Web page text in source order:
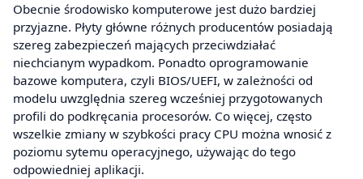
Obecnie środowisko komputerowe jest dużo bardziej
przyjazne. Płyty główne różnych producentów posiadają
szereg zabezpieczeń mających przeciwdziałać
niechcianym wypadkom. Ponadto oprogramowanie
bazowe komputera, czyli BIOS/UEFI, w zależności od
modelu uwzględnia szereg wcześniej przygotowanych
profili do podkręcania procesorów. Co więcej, często
wszelkie zmiany w szybkości pracy CPU można wnosić z
poziomu sytemu operacyjnego, używając do tego
odpowiedniej aplikacji.